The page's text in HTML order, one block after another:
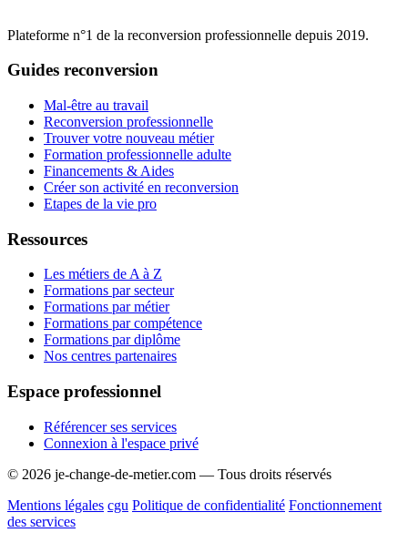
Plateforme n°1 de la reconversion professionnelle depuis 2019.
Guides reconversion
Mal-être au travail
Reconversion professionnelle
Trouver votre nouveau métier
Formation professionnelle adulte
Financements & Aides
Créer son activité en reconversion
Etapes de la vie pro
Ressources
Les métiers de A à Z
Formations par secteur
Formations par métier
Formations par compétence
Formations par diplôme
Nos centres partenaires
Espace professionnel
Référencer ses services
Connexion à l'espace privé
© 2026 je-change-de-metier.com — Tous droits réservés
Mentions légales cgu Politique de confidentialité Fonctionnement
des services